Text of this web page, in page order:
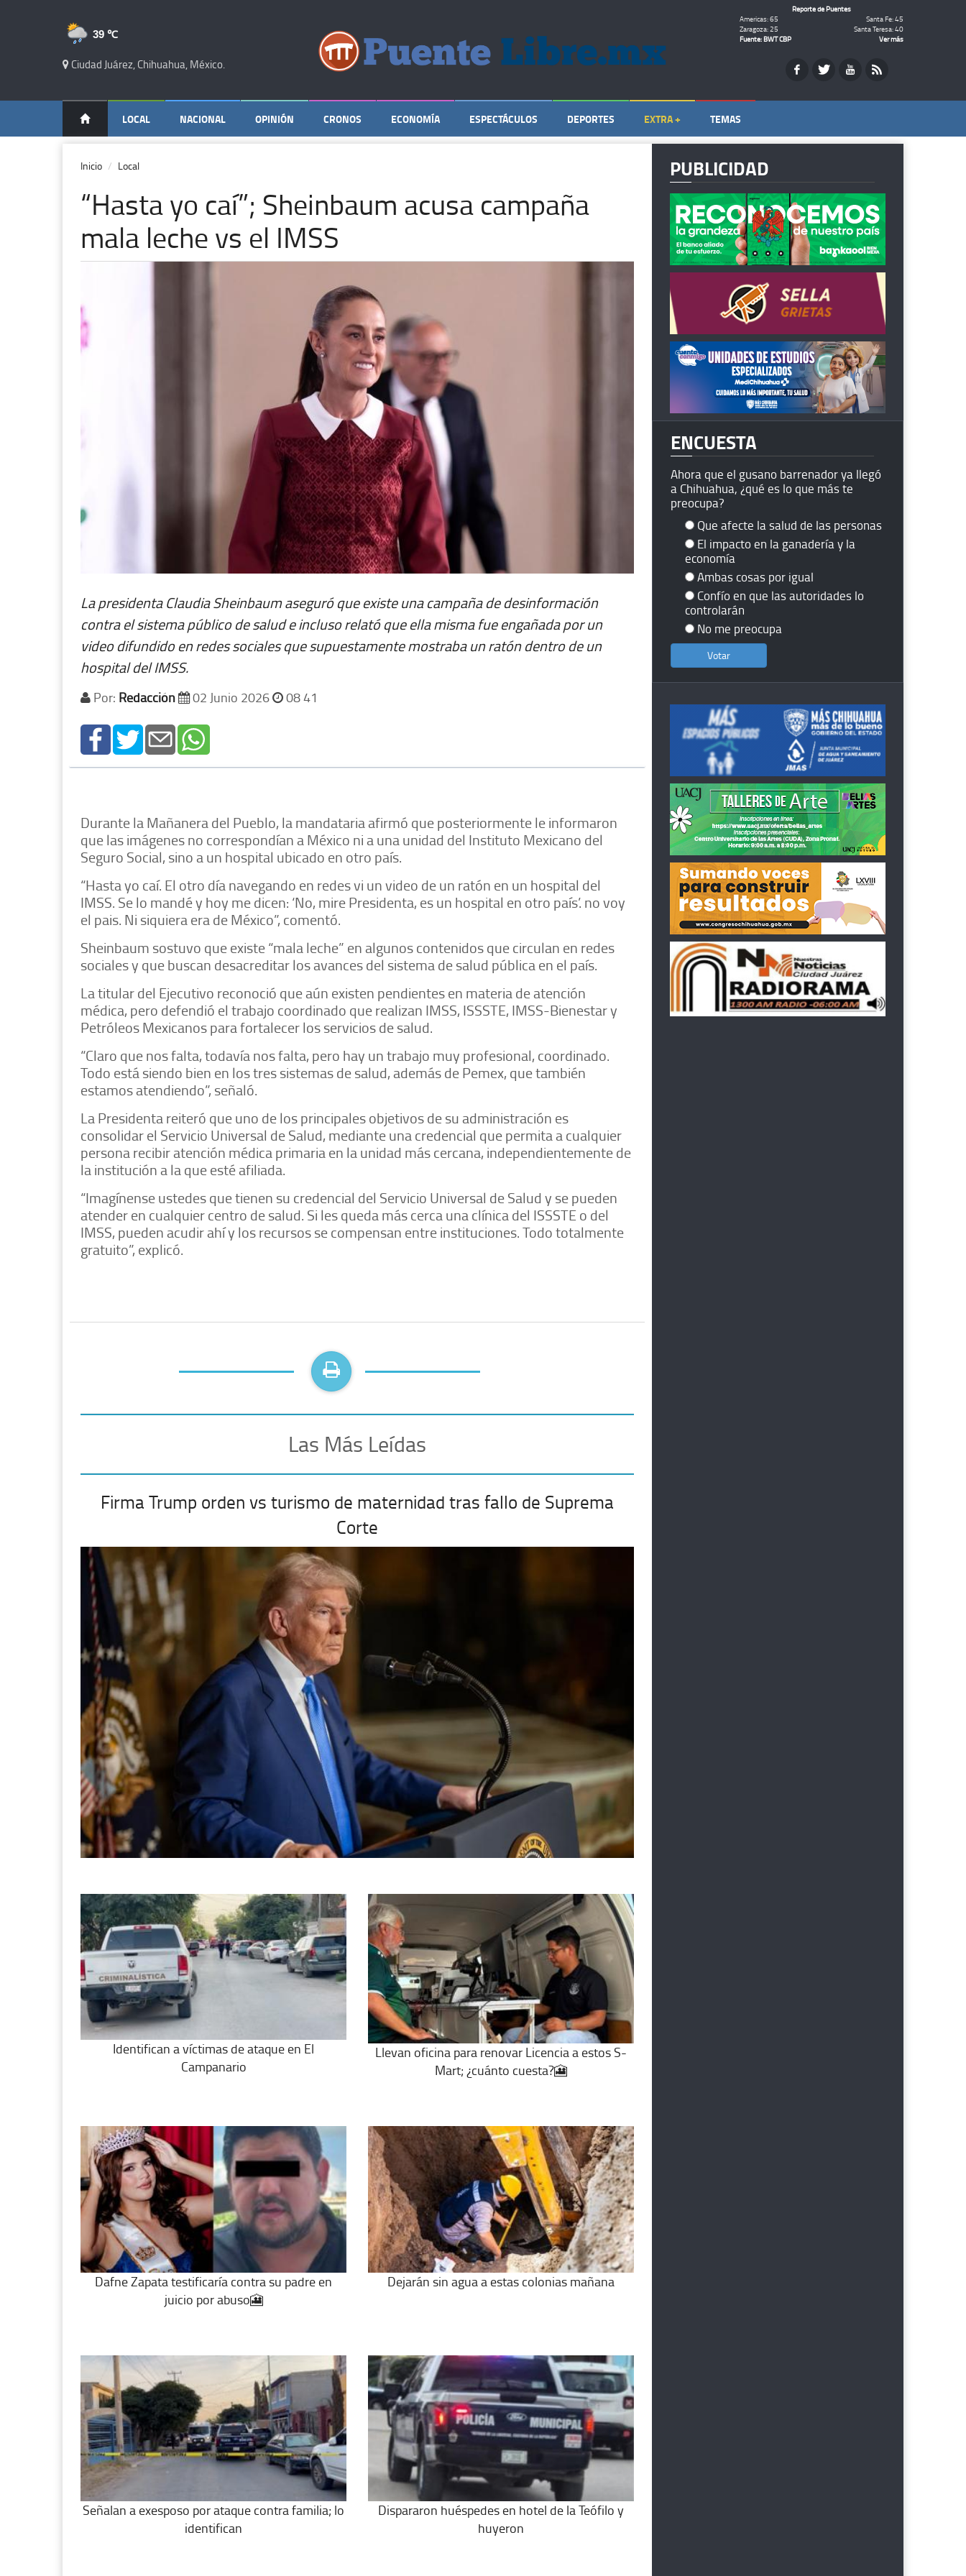
39 ℃
Ciudad Juárez, Chihuahua, México.
Reporte de Puentes
Americas: 65
Santa Fe: 45
Zaragoza: 25
Santa Teresa: 40
Fuente: BWT CBP
Ver más
LOCAL NACIONAL OPINIÓN CRONOS ECONOMÍA ESPECTÁCULOS DEPORTES EXTRA + TEMAS
Inicio Local
“Hasta yo caí”; Sheinbaum acusa campaña
mala leche vs el IMSS
La presidenta Claudia Sheinbaum aseguró que existe una campaña de desinformación
contra el sistema público de salud e incluso relató que ella misma fue engañada por un
video difundido en redes sociales que supuestamente mostraba un ratón dentro de un
hospital del IMSS.
Por: Redacción 02 Junio 2026 08 41
Durante la Mañanera del Pueblo, la mandataria afirmó que posteriormente le informaron
que las imágenes no correspondían a México ni a una unidad del Instituto Mexicano del
Seguro Social, sino a un hospital ubicado en otro país.
“Hasta yo caí. El otro día navegando en redes vi un video de un ratón en un hospital del
IMSS. Se lo mandé y hoy me dicen: ‘No, mire Presidenta, es un hospital en otro país’. no voy
el pais. Ni siquiera era de México”, comentó.
Sheinbaum sostuvo que existe “mala leche” en algunos contenidos que circulan en redes
sociales y que buscan desacreditar los avances del sistema de salud pública en el país.
La titular del Ejecutivo reconoció que aún existen pendientes en materia de atención
médica, pero defendió el trabajo coordinado que realizan IMSS, ISSSTE, IMSS-Bienestar y
Petróleos Mexicanos para fortalecer los servicios de salud.
“Claro que nos falta, todavía nos falta, pero hay un trabajo muy profesional, coordinado.
Todo está siendo bien en los tres sistemas de salud, además de Pemex, que también
estamos atendiendo”, señaló.
La Presidenta reiteró que uno de los principales objetivos de su administración es
consolidar el Servicio Universal de Salud, mediante una credencial que permita a cualquier
persona recibir atención médica primaria en la unidad más cercana, independientemente de
la institución a la que esté afiliada.
“Imagínense ustedes que tienen su credencial del Servicio Universal de Salud y se pueden
atender en cualquier centro de salud. Si les queda más cerca una clínica del ISSSTE o del
IMSS, pueden acudir ahí y los recursos se compensan entre instituciones. Todo totalmente
gratuito”, explicó.
Las Más Leídas
Firma Trump orden vs turismo de maternidad tras fallo de Suprema
Corte
Identifican a víctimas de ataque en El
Campanario
Llevan oficina para renovar Licencia a estos S-
Mart; ¿cuánto cuesta?🎦
Dafne Zapata testificaría contra su padre en
juicio por abuso🎦
Dejarán sin agua a estas colonias mañana
Señalan a exesposo por ataque contra familia; lo
identifican
Dispararon huéspedes en hotel de la Teófilo y
huyeron
PUBLICIDAD
ENCUESTA
Ahora que el gusano barrenador ya llegó
a Chihuahua, ¿qué es lo que más te
preocupa?
Que afecte la salud de las personas
El impacto en la ganadería y la
economía
Ambas cosas por igual
Confío en que las autoridades lo
controlarán
No me preocupa